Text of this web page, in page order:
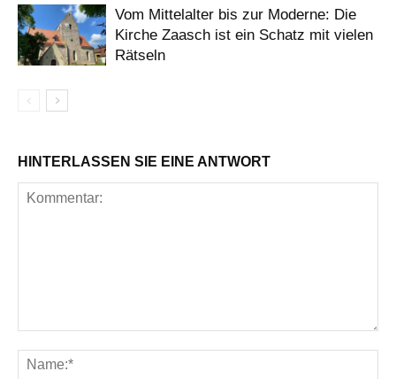
Vom Mittelalter bis zur Moderne: Die
Kirche Zaasch ist ein Schatz mit vielen
Rätseln
HINTERLASSEN SIE EINE ANTWORT